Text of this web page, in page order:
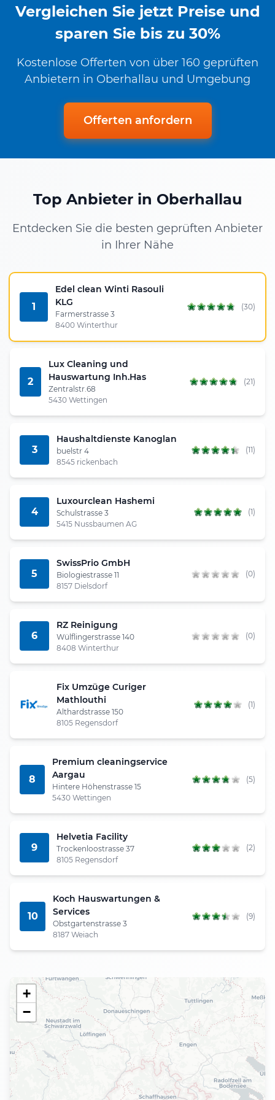
Vergleichen Sie jetzt Preise und
sparen Sie bis zu 30%
Kostenlose Offerten von über 160 geprüften
Anbietern in Oberhallau und Umgebung
Offerten anfordern
Top Anbieter in Oberhallau
Entdecken Sie die besten geprüften Anbieter
in Ihrer Nähe
1
Edel clean Winti Rasouli
KLG
Farmerstrasse 3
8400 Winterthur
(30)
2
Lux Cleaning und
Hauswartung Inh.Has
Zentralstr.68
5430 Wettingen
(21)
3
Haushaltdienste Kanoglan
buelstr 4
8545 rickenbach
(11)
4
Luxourclean Hashemi
Schulstrasse 3
5415 Nussbaumen AG
(1)
5
SwissPrio GmbH
Biologiestrasse 11
8157 Dielsdorf
(0)
6
RZ Reinigung
Wülflingerstrasse 140
8408 Winterthur
(0)
Fix Umzüge Curiger
Mathlouthi
Althardstrasse 150
8105 Regensdorf
(1)
8
Premium cleaningservice
Aargau
Hintere Höhenstrasse 15
5430 Wettingen
(5)
9
Helvetia Facility
Trockenloostrasse 37
8105 Regensdorf
(2)
10
Koch Hauswartungen &
Services
Obstgartenstrasse 3
8187 Weiach
(9)
+
−